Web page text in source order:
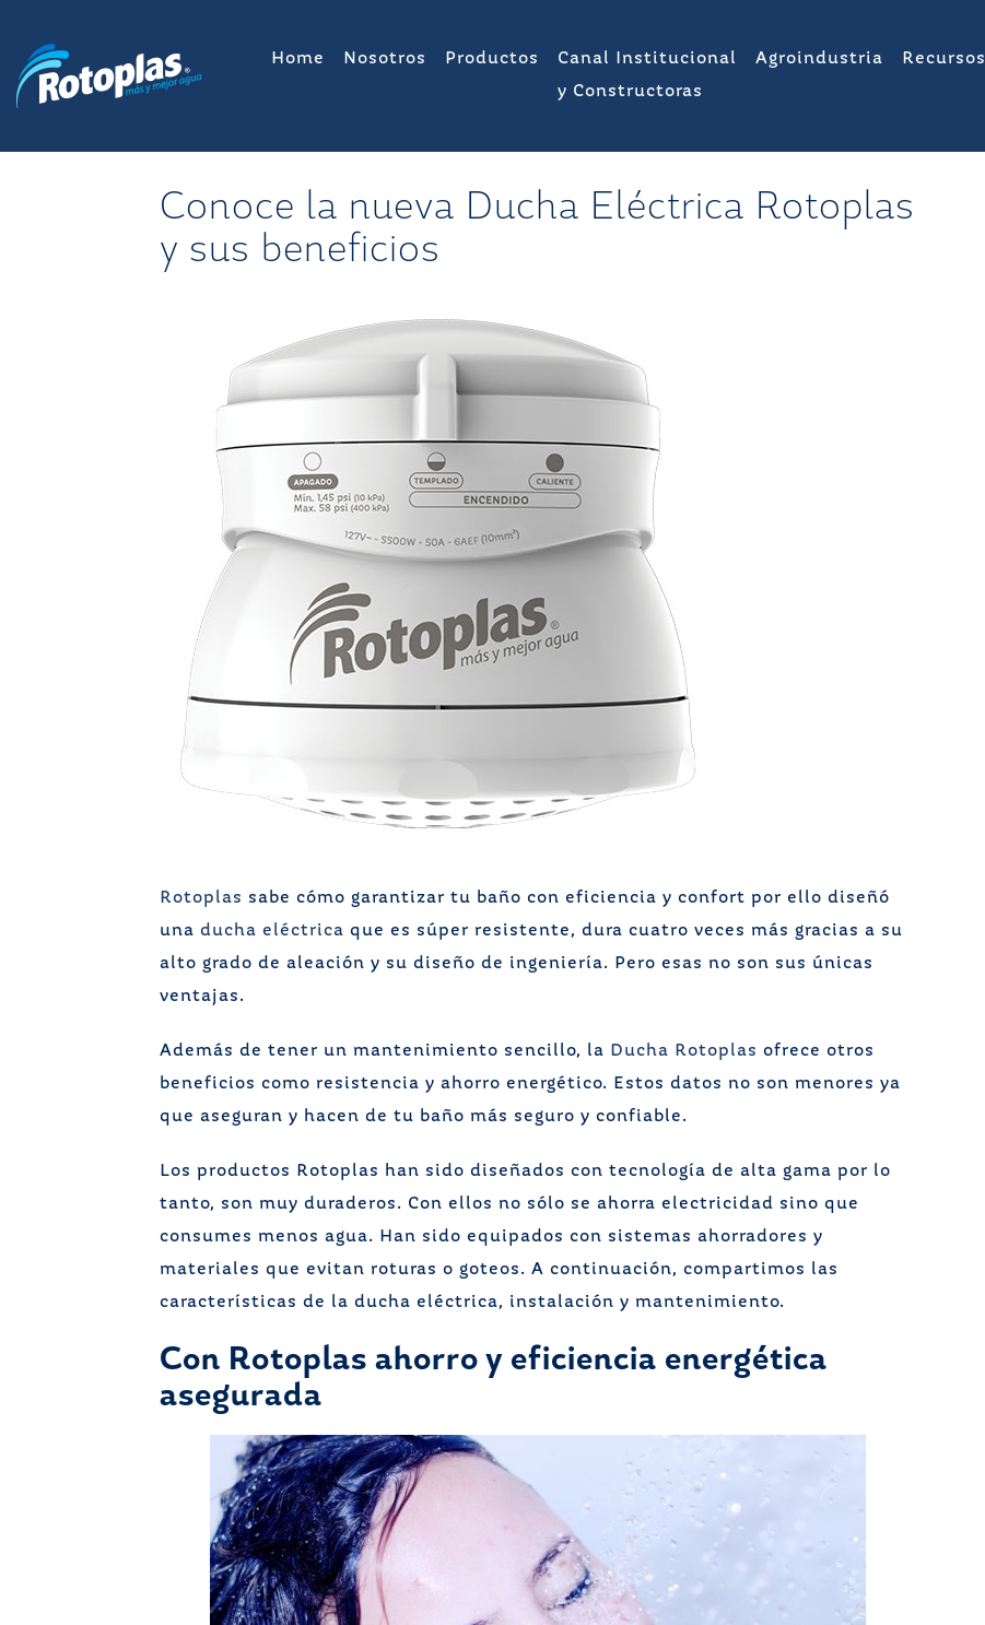
contenido
Home Nosotros Productos
Canal Institucional
y Constructoras
Agroindustria Recursos
Conoce la nueva Ducha Eléctrica Rotoplas
y sus beneficios
Rotoplas sabe cómo garantizar tu baño con eficiencia y confort por ello diseñó
una ducha eléctrica que es súper resistente, dura cuatro veces más gracias a su
alto grado de aleación y su diseño de ingeniería. Pero esas no son sus únicas
ventajas.
Además de tener un mantenimiento sencillo, la Ducha Rotoplas ofrece otros
beneficios como resistencia y ahorro energético. Estos datos no son menores ya
que aseguran y hacen de tu baño más seguro y confiable.
Los productos Rotoplas han sido diseñados con tecnología de alta gama por lo
tanto, son muy duraderos. Con ellos no sólo se ahorra electricidad sino que
consumes menos agua. Han sido equipados con sistemas ahorradores y
materiales que evitan roturas o goteos. A continuación, compartimos las
características de la ducha eléctrica, instalación y mantenimiento.
Con Rotoplas ahorro y eficiencia energética
asegurada